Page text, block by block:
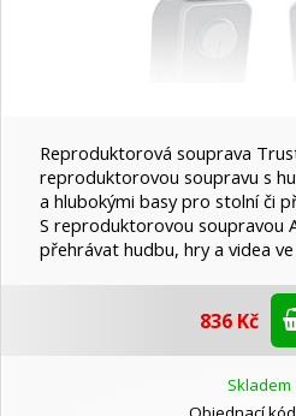
Reproduktorová souprava
reproduktorovou soupravu s
a hlubokými basy pro stolní či
S reproduktorovou soupravou
přehrávat hudbu, hry a videa
836 Kč
Skladem